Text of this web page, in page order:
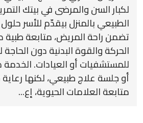
لكبار السن والمرضى في بيتك
الطبيعي بالمنزل بيقدّم للأسر
تضمن راحة المريض، متابعة طبية
الحركة والقوة البدنية دون الحاجة
للمستشفيات أو العيادات.
أو جلسة علاج طبيعي، لكنها
متابعة العلامات الحيوية، إع...